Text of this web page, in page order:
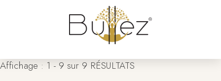
Affichage : 1 - 9 sur 9 RÉSULTATS